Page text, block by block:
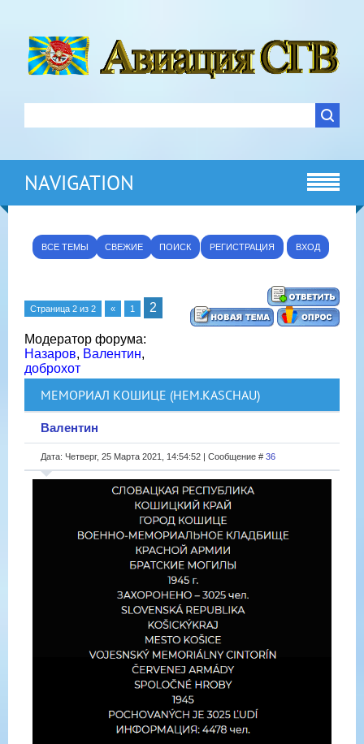
NAVIGATION
ВСЕ ТЕМЫ СВЕЖИЕ ПОИСК РЕГИСТРАЦИЯ ВХОД
Страница 2 из 2 « 1 2
Модератор форума:
Назаров, Валентин,
доброхот
МЕМОРИАЛ КОШИЦЕ (НЕМ.KASCHAU)
Валентин
Дата: Четверг, 25 Марта 2021, 14:54:52 | Сообщение # 36